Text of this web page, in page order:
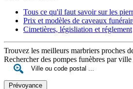
Tous ce qu'il faut savoir sur les
Prix et modèles de caveaux
Cimetières, législiation et réglement
Trouvez les meilleurs marbriers proches
Rechercher des pompes funèbres par
Prévoyance